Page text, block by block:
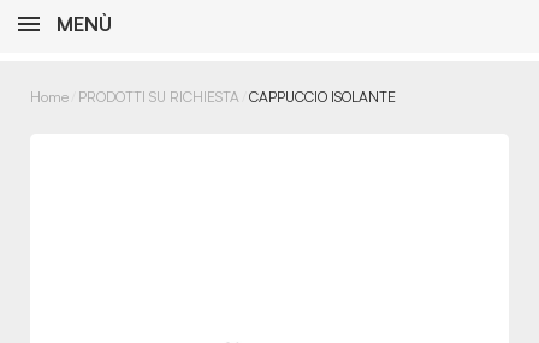
MENÙ
Home PRODOTTI SU RICHIESTA CAPPUCCIO ISOLANTE